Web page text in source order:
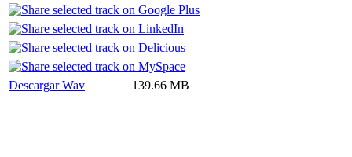
Descargar Wav 139.66 MB